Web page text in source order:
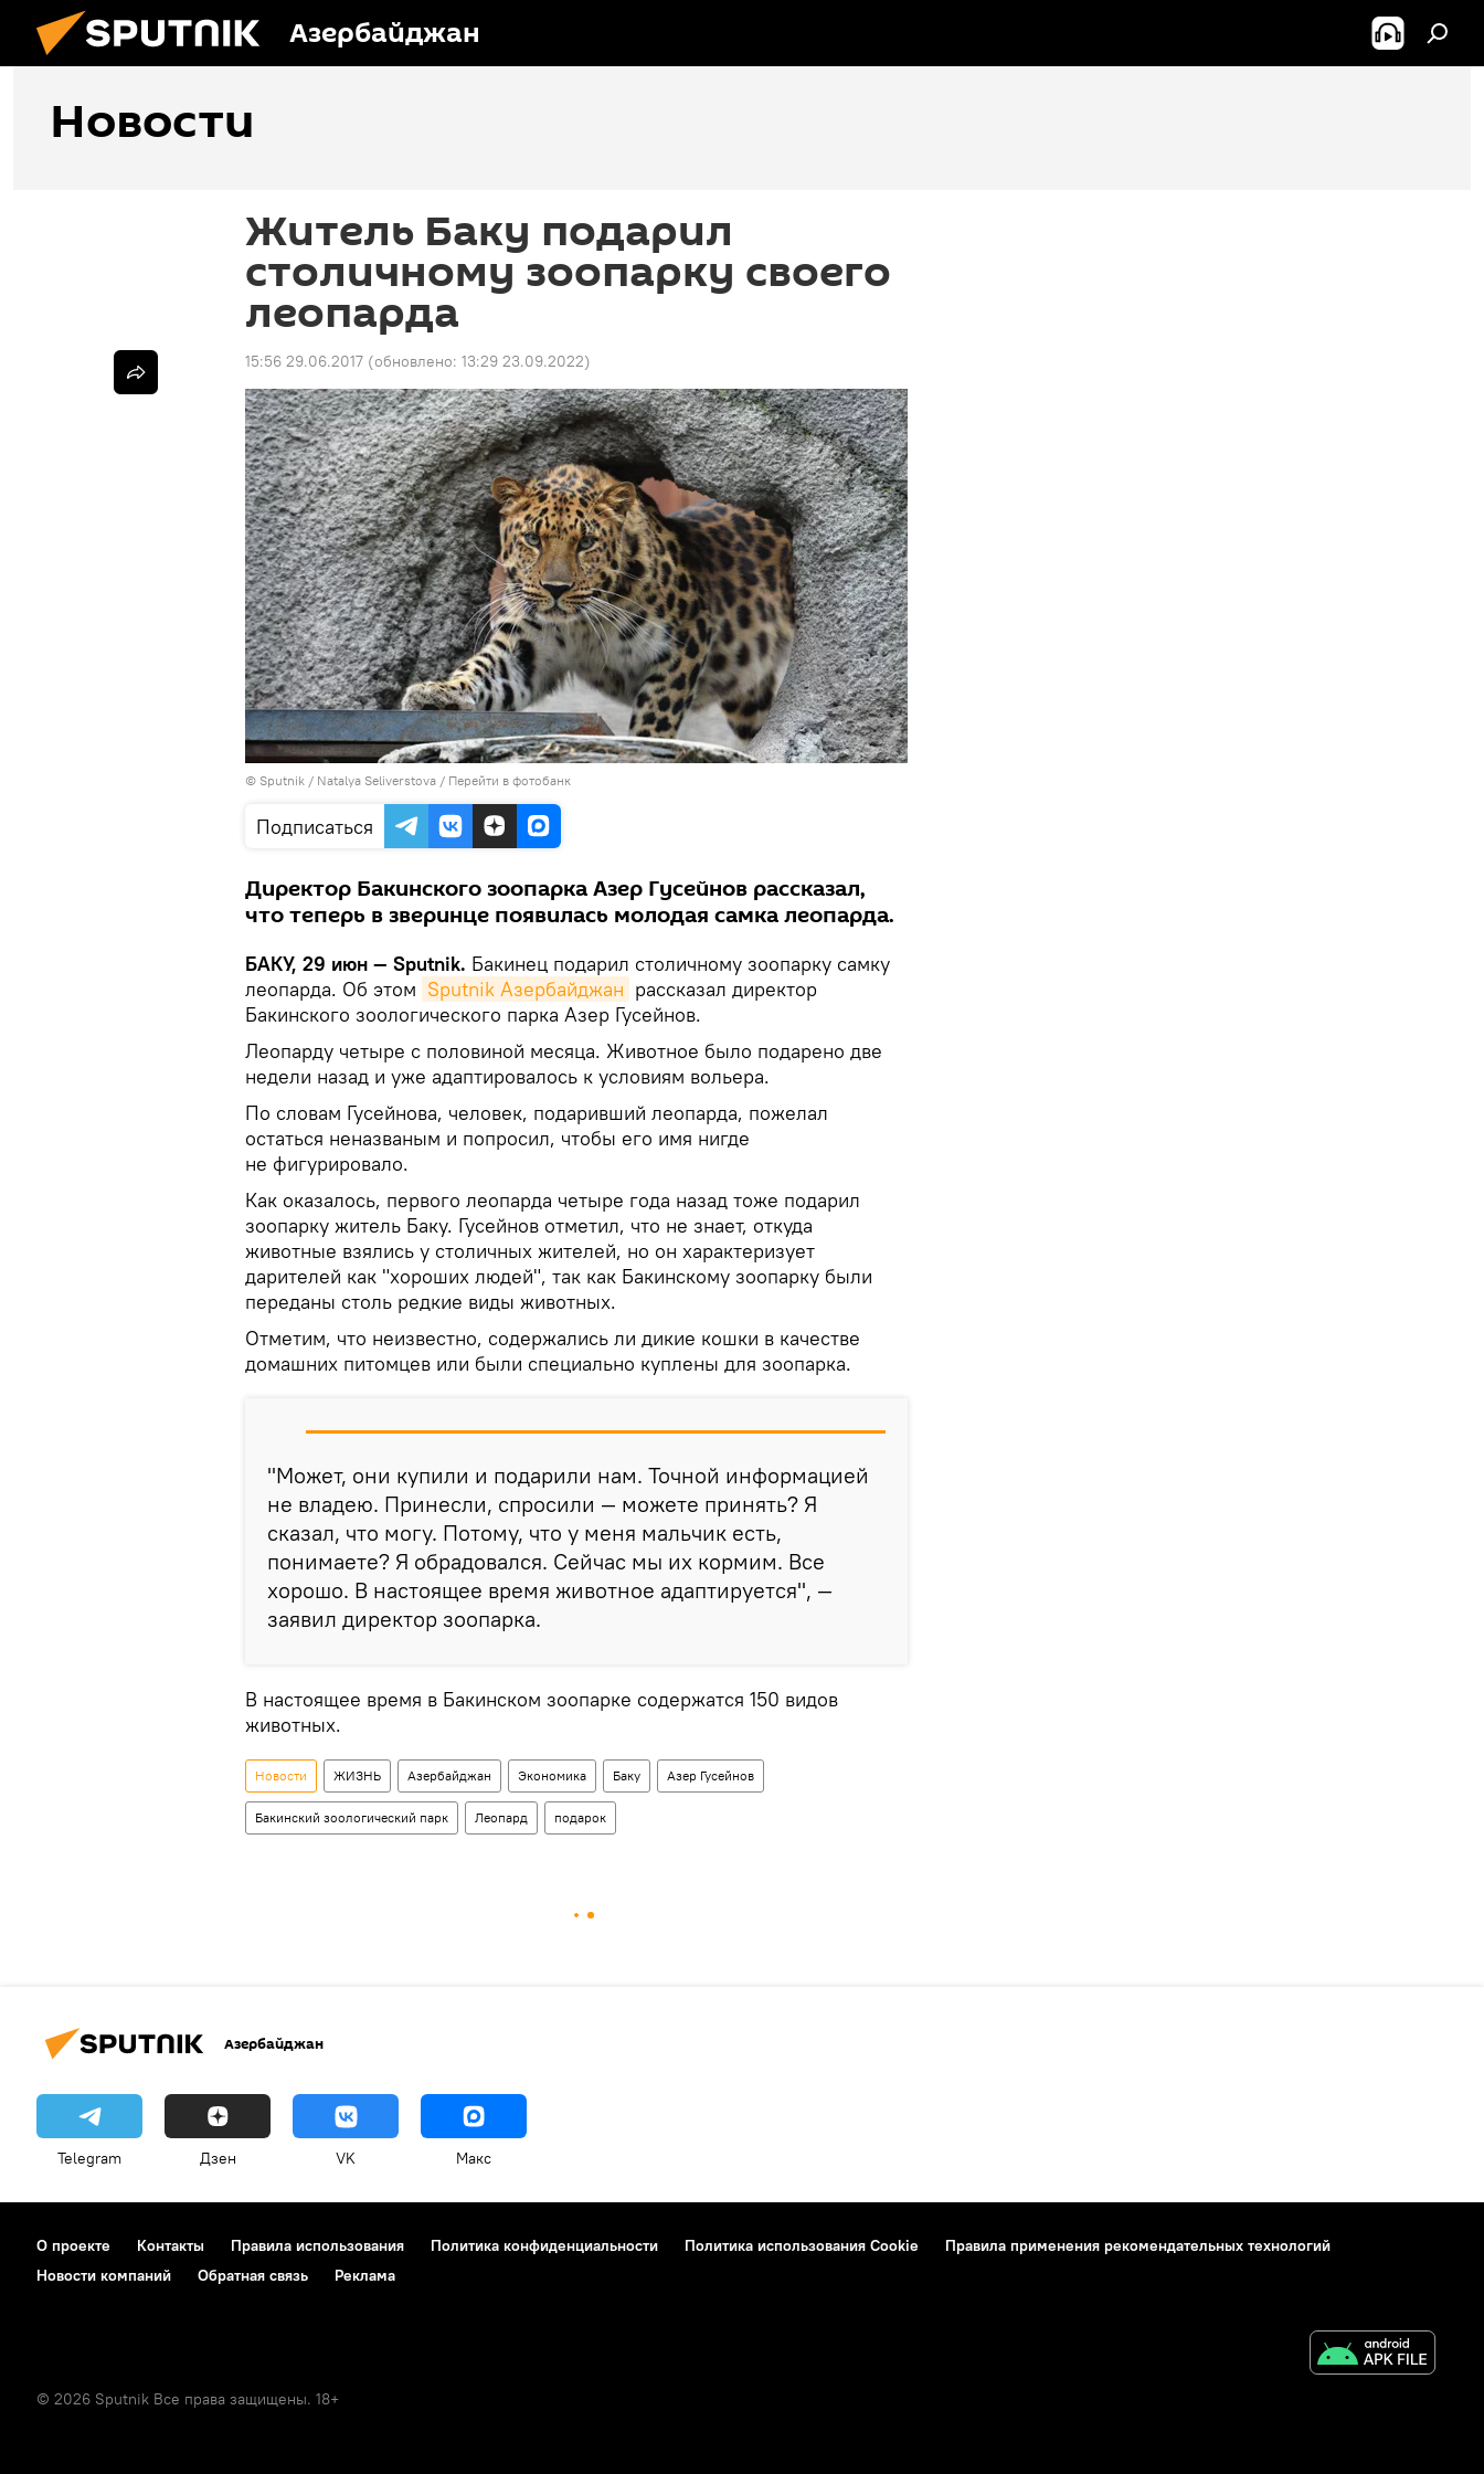
Азербайджан
Новости
Житель Баку подарил
столичному зоопарку своего
леопарда
15:56 29.06.2017 (обновлено: 13:29 23.09.2022)
© Sputnik / Natalya Seliverstova / Перейти в фотобанк
Подписаться
Директор Бакинского зоопарка Азер Гусейнов рассказал,
что теперь в зверинце появилась молодая самка леопарда.
БАКУ, 29 июн — Sputnik. Бакинец подарил столичному зоопарку самку
леопарда. Об этом Sputnik Азербайджан рассказал директор
Бакинского зоологического парка Азер Гусейнов.
Леопарду четыре с половиной месяца. Животное было подарено две
недели назад и уже адаптировалось к условиям вольера.
По словам Гусейнова, человек, подаривший леопарда, пожелал
остаться неназваным и попросил, чтобы его имя нигде
не фигурировало.
Как оказалось, первого леопарда четыре года назад тоже подарил
зоопарку житель Баку. Гусейнов отметил, что не знает, откуда
животные взялись у столичных жителей, но он характеризует
дарителей как "хороших людей", так как Бакинскому зоопарку были
переданы столь редкие виды животных.
Отметим, что неизвестно, содержались ли дикие кошки в качестве
домашних питомцев или были специально куплены для зоопарка.
"Может, они купили и подарили нам. Точной информацией
не владею. Принесли, спросили — можете принять? Я
сказал, что могу. Потому, что у меня мальчик есть,
понимаете? Я обрадовался. Сейчас мы их кормим. Все
хорошо. В настоящее время животное адаптируется", —
заявил директор зоопарка.
В настоящее время в Бакинском зоопарке содержатся 150 видов
животных.
Новости ЖИЗНЬ Азербайджан Экономика Баку Азер Гусейнов
Бакинский зоологический парк Леопард подарок
Азербайджан
Telegram Дзен VK Макс
О проекте Контакты Правила использования Политика конфиденциальности Политика использования Cookie
Правила применения рекомендательных технологий
Новости компаний
Обратная связь Реклама
© 2026 Sputnik Все права защищены. 18+